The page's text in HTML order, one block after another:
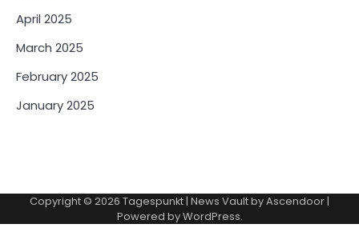
April 2025
March 2025
February 2025
January 2025
Copyright © 2026 Tagespunkt| News Vault byAscendoor|
Powered byWordPress.